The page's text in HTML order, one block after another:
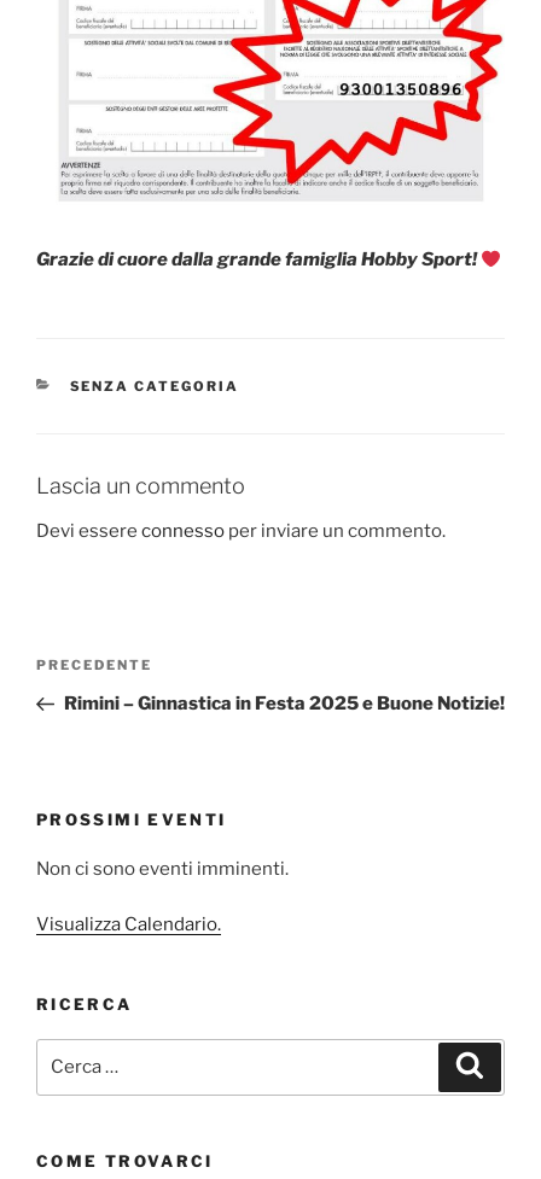
Grazie di cuore dalla grande famiglia Hobby Sport!
CATEGORIE
SENZA CATEGORIA
Lascia un commento
Devi essere connesso per inviare un commento.
Navigazione
Articolo
precedente:
PRECEDENTE
Rimini – Ginnastica in Festa 2025 e Buone Notizie!
PROSSIMI EVENTI
Non ci sono eventi imminenti.
Visualizza Calendario.
RICERCA
COME TROVARCI